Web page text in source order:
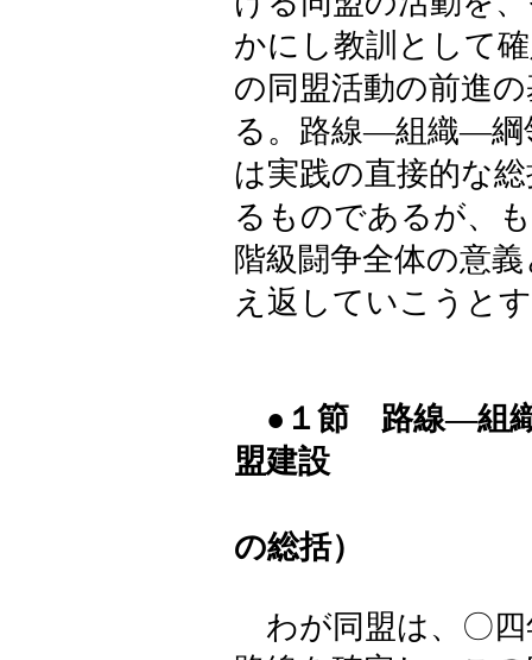
かにし教訓として
の同盟活動の前進
る。路線―組織―綱
は実践の直接的な
るものであるが、
階級闘争全体の意
え返していこうと
●１節 路線―組
盟建設
の総括）
わが同盟は、〇四